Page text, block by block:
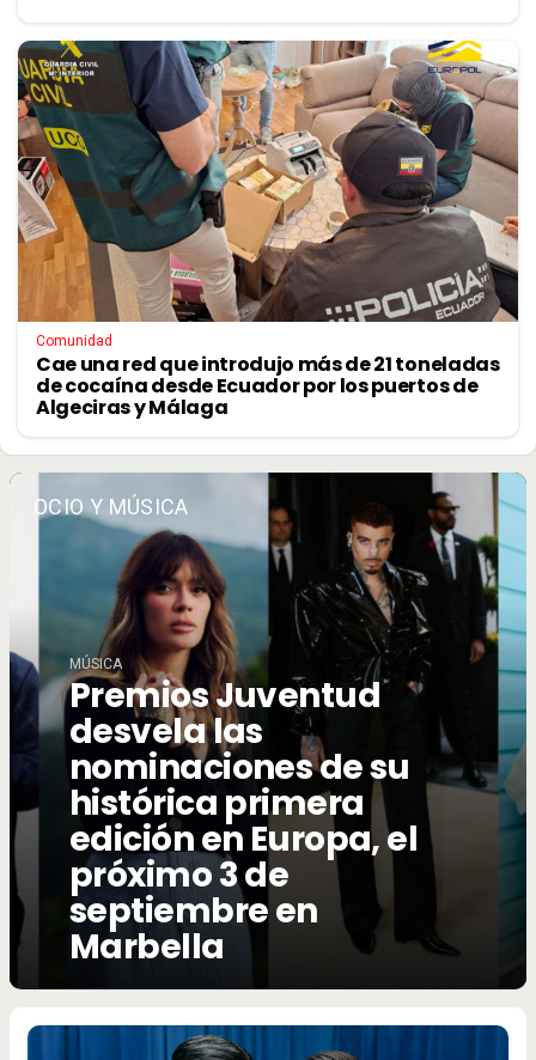
Comunidad
Cae una red que introdujo más de 21 toneladas
de cocaína desde Ecuador por los puertos de
Algeciras y Málaga
OCIO Y MÚSICA
MÚSICA
Premios Juventud
desvela las
nominaciones de su
histórica primera
edición en Europa, el
próximo 3 de
septiembre en
Marbella